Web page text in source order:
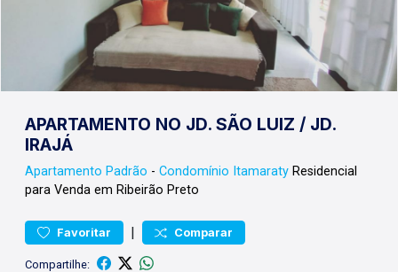
APARTAMENTO NO JD. SÃO LUIZ / JD.
IRAJÁ
Apartamento Padrão - Condomínio Itamaraty Residencial
para Venda em Ribeirão Preto
Favoritar | Comparar
Compartilhe: